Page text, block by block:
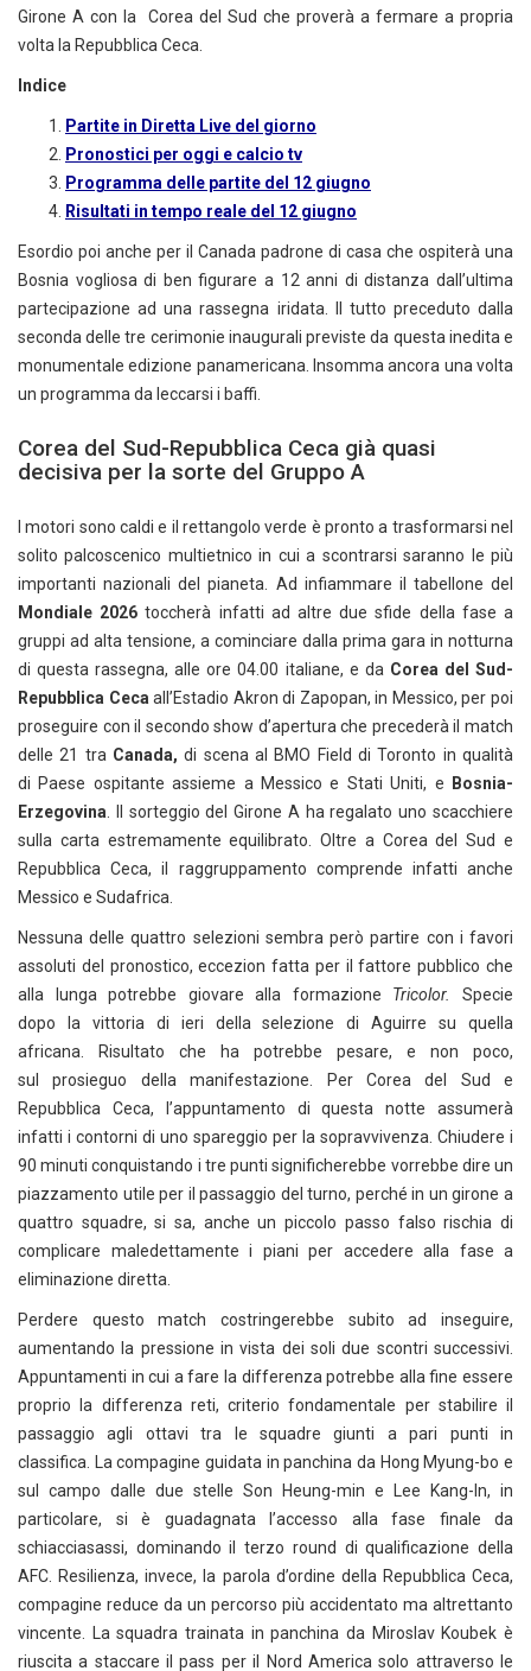
Girone A con la Corea del Sud che proverà a fermare a propria
volta la Repubblica Ceca.
Indice
Partite in Diretta Live del giorno
Pronostici per oggi e calcio tv
Programma delle partite del 12 giugno
Risultati in tempo reale del 12 giugno
Esordio poi anche per il Canada padrone di casa che ospiterà una
Bosnia vogliosa di ben figurare a 12 anni di distanza dall’ultima
partecipazione ad una rassegna iridata. Il tutto preceduto dalla
seconda delle tre cerimonie inaugurali previste da questa inedita e
monumentale edizione panamericana. Insomma ancora una volta
un programma da leccarsi i baffi.
Corea del Sud-Repubblica Ceca già quasi
decisiva per la sorte del Gruppo A
I motori sono caldi e il rettangolo verde è pronto a trasformarsi nel
solito palcoscenico multietnico in cui a scontrarsi saranno le più
importanti nazionali del pianeta. Ad infiammare il tabellone del
Mondiale 2026 toccherà infatti ad altre due sfide della fase a
gruppi ad alta tensione, a cominciare dalla prima gara in notturna
di questa rassegna, alle ore 04.00 italiane, e da Corea del Sud-
Repubblica Cecaall’Estadio Akron di Zapopan, in Messico, per poi
proseguire con il secondo show d’apertura che precederà il match
delle 21 tra Canada,di scena al BMO Field di Toronto in qualità
di Paese ospitante assieme a Messico e Stati Uniti, e
Bosnia-
Erzegovina . Il sorteggio del Girone A ha regalato uno scacchiere
sulla carta estremamente equilibrato. Oltre a Corea del Sud e
Repubblica Ceca, il raggruppamento comprende infatti anche
Messico e Sudafrica.
Nessuna delle quattro selezioni sembra però partire con i favori
assoluti del pronostico, eccezion fatta per il fattore pubblico che
alla lunga potrebbe giovare alla formazione Tricolor.Specie
dopo la vittoria di ieri della selezione di Aguirre su quella
africana. Risultato che ha potrebbe pesare, e non poco,
sul prosieguo della manifestazione. Per Corea del Sud e
Repubblica Ceca, l’appuntamento di questa notte assumerà
infatti i contorni di uno spareggio per la sopravvivenza. Chiudere i
90 minuti conquistando i tre punti significherebbe vorrebbe dire un
piazzamento utile per il passaggio del turno, perché in un girone a
quattro squadre, si sa, anche un piccolo passo falso rischia di
complicare maledettamente i piani per accedere alla fase a
eliminazione diretta.
Perdere questo match costringerebbe subito ad inseguire,
aumentando la pressione in vista dei soli due scontri successivi.
Appuntamenti in cui a fare la differenza potrebbe alla fine essere
proprio la differenza reti, criterio fondamentale per stabilire il
passaggio agli ottavi tra le squadre giunti a pari punti in
classifica. La compagine guidata in panchina da Hong Myung-bo e
sul campo dalle due stelle Son Heung-min e Lee Kang-In, in
particolare, si è guadagnata l’accesso alla fase finale da
schiacciasassi, dominando il terzo round di qualificazione della
AFC. Resilienza, invece, la parola d’ordine della Repubblica Ceca,
compagine reduce da un percorso più accidentato ma altrettanto
vincente. La squadra trainata in panchina da Miroslav Koubek è
riuscita a staccare il pass per il Nord America solo attraverso le